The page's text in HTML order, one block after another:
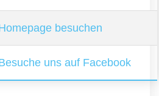
besuchen
uns auf Facebook